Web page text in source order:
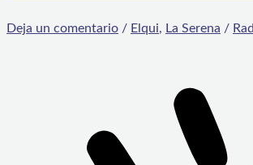
Deja un comentario / Elqui, La Serena /